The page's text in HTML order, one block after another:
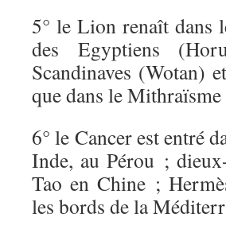
5° le Lion renaît dans
des Egyptiens
Scandinaves (Wotan)
que dans le
6° le Cancer est entré
Inde, au Pérou ;
Tao en Chine ;
les bords de la